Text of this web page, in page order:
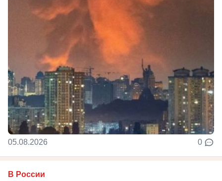
05.08.2026 0
В России